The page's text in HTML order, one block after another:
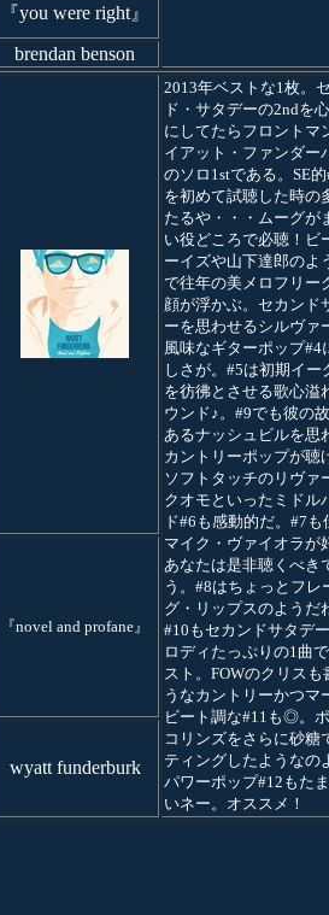
『you were right』
brendan benson
2013年ベストな1枚。
ド・サタデーの2ndを
にしてたらフロントマ
イアット・ファンダー
のソロ1stである。SE
を初めて試聴した時の
たるや・・・ムーグが
い役どころで必聴！ビ
ーイズや山下達郎のよ
で往年の美メロフリー
顔が浮かぶ。セカンド
ーを思わせるシルヴァ
風味なギターポップ#4
しさが。#5は初期イー
を彷彿とさせる歌心溢
ウンド♪。#9でも彼の
あるナッシュビルを思
カントリーポップが聴
ソフトタッチのリヴァ
クオモといったミドル
ド#6も感動的だ。#7も
マイク・ヴァイオラが
あなたは是非聴くべき
う。#8はちょっとフレ
グ・リップスのようだ
#10もセカンドサタデ
ロディたっぷりの1曲
スト。FOWのクリスも
うなカントリーかつマ
ビート調な#11も◎。
コリンズをさらに砂糖
ティングしたようなの
パワーポップ#12もた
いネー。オススメ！
『novel and profane』
wyatt funderburk